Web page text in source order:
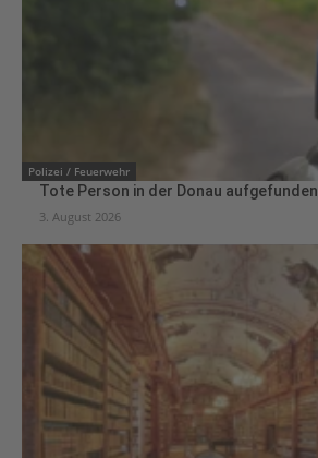
Polizei / Feuerwehr
Tote Person in der Donau aufgefunden
3. August 2026